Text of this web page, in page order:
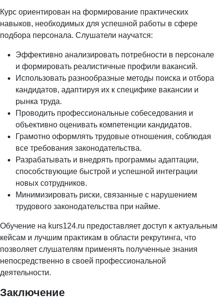
Курс ориентирован на формирование практических
навыков, необходимых для успешной работы в сфере
подбора персонала. Слушатели научатся:
Эффективно анализировать потребности в персонале
и формировать реалистичные профили вакансий.
Использовать разнообразные методы поиска и отбора
кандидатов, адаптируя их к специфике вакансии и
рынка труда.
Проводить профессиональные собеседования и
объективно оценивать компетенции кандидатов.
Грамотно оформлять трудовые отношения, соблюдая
все требования законодательства.
Разрабатывать и внедрять программы адаптации,
способствующие быстрой и успешной интеграции
новых сотрудников.
Минимизировать риски, связанные с нарушением
трудового законодательства при найме.
Обучение на kurs124.ru предоставляет доступ к актуальным
кейсам и лучшим практикам в области рекрутинга, что
позволяет слушателям применять полученные знания
непосредственно в своей профессиональной
деятельности.
Заключение